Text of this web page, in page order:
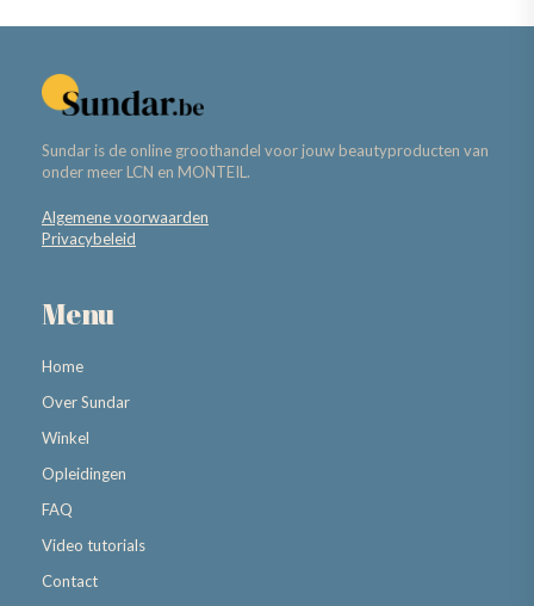
Sundar is de online groothandel voor jouw beautyproducten van
onder meer LCN en MONTEIL.
Algemene voorwaarden
Privacybeleid
Menu
Home
Over Sundar
Winkel
Opleidingen
FAQ
Video tutorials
Contact